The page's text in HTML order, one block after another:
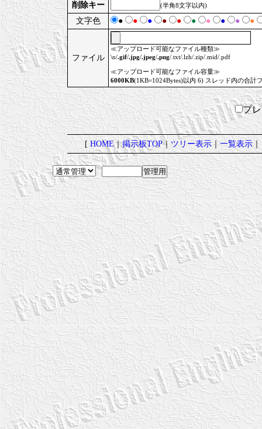
削除キー
(半角8文字以内)
文字色 ● ● ● ● ● ● ● ● ● ●
ファイル
≪アップロード可能なファイル種類≫
\n/.gif/.jpg/.jpeg/.png/.txt/.lzh/.zip/.mid/.pdf
≪アップロード可能なファイル容量≫
6000KB(1KB=1024Bytes)以内 6) スレッド内の合計
プ
[ HOME｜掲示板TOP｜ツリー表示｜一覧表示｜